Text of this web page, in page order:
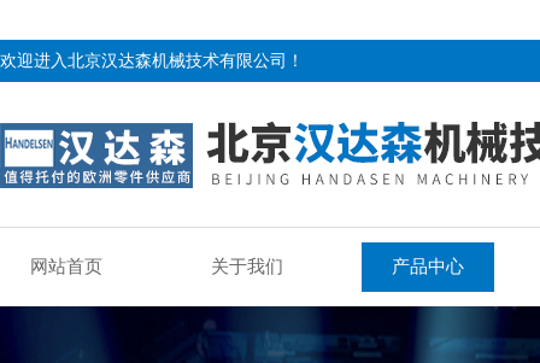
欢迎进入北京汉达森机械技术有限公司！
网站首页 关于我们 产品中心